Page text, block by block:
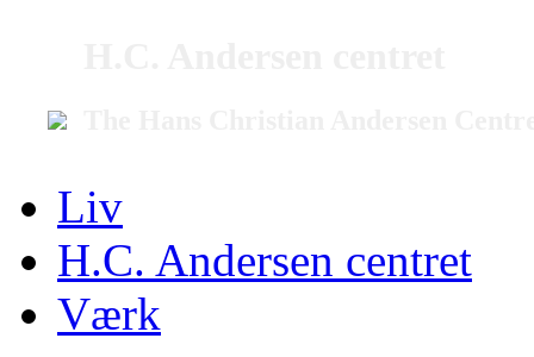
Liv
H.C. Andersen centret
Værk